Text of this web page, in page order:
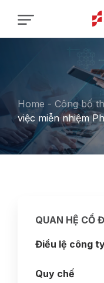
Home - Công bố
việc miễn nhiệm
QUAN HỆ CỔ
Điều lệ công
Quy chế